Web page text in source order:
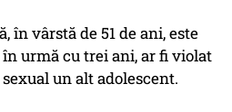
în vârstă de 51 de ani, este
urmă cu trei ani, ar fi violat
un alt adolescent.